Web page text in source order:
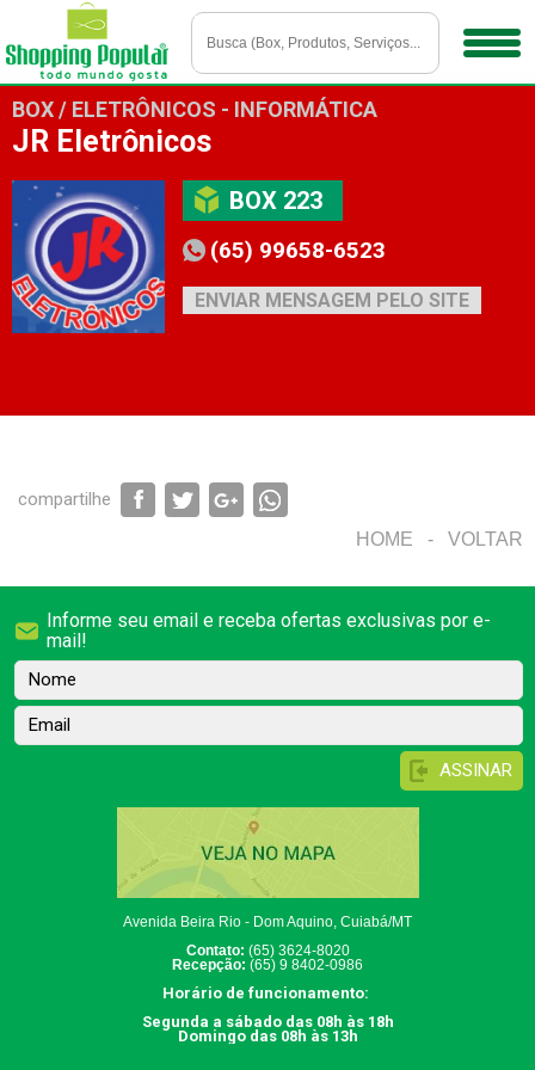
BOX / ELETRÔNICOS - INFORMÁTICA
JR Eletrônicos
BOX 223
(65) 99658-6523
ENVIAR MENSAGEM PELO SITE
compartilhe
HOME - VOLTAR
Informe seu email e receba ofertas exclusivas por e-
mail!
Nome
Email
Avenida Beira Rio - Dom Aquino, Cuiabá/MT
Contato: (65) 3624-8020
Recepção: (65) 9 8402-0986
Horário de funcionamento:
Segunda a sábado das 08h às 18h
Domingo das 08h às 13h